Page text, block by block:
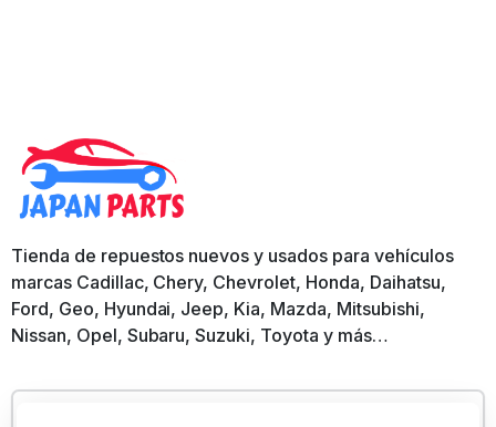
Tienda de repuestos nuevos y usados para vehículos
marcas Cadillac, Chery, Chevrolet, Honda, Daihatsu,
Ford, Geo, Hyundai, Jeep, Kia, Mazda, Mitsubishi,
Nissan, Opel, Subaru, Suzuki, Toyota y más…